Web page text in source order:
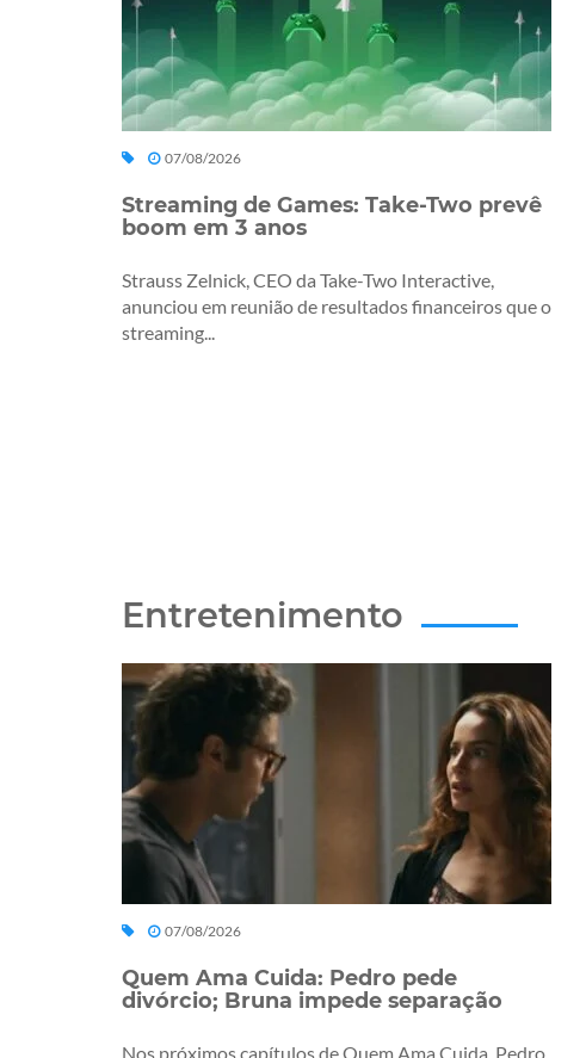
07/08/2026
Streaming de Games: Take-Two prevê
boom em 3 anos
Strauss Zelnick, CEO da Take-Two Interactive,
anunciou em reunião de resultados financeiros que o
streaming...
Entretenimento
07/08/2026
Quem Ama Cuida: Pedro pede
divórcio; Bruna impede separação
Nos próximos capítulos de Quem Ama Cuida, Pedro